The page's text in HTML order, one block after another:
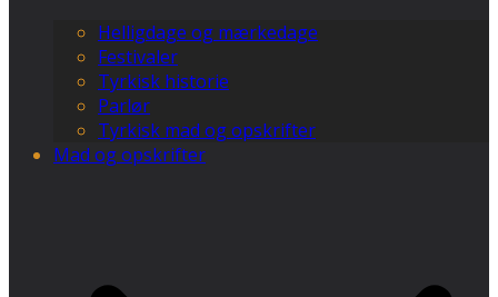
Helligdage og mærkedage
Festivaler
Tyrkisk historie
Parlør
Tyrkisk mad og opskrifter
Mad og opskrifter